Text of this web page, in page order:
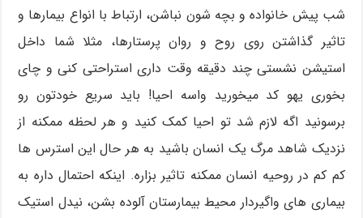
شب پیش خانواده و بچه شون نباشن، ارتباط با انواع بیمارها و
تاثیر گذاشتن روی روح و روان پرستارها، مثلا شما داخل
استیشن نشستی چند دقیقه وقت داری استراحتی کنی و چای
بخوری یهو کد میخورید واسه احیا! باید سریع خودتون رو
برسونید اگه لازم شد تو احیا کمک کنید و هر لحظه ممکنه از
نزدیک شاهد مرگ یک انسان باشید به هر حال این استرس ها
کم کم در روحیه انسان ممکنه تاثیر بزاره. اینکه احتمال داره به
بیماری های واگیردار محیط بیمارستان آلوده بشن، نیدل استیک